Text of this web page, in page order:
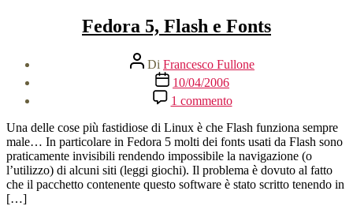
Fedora 5, Flash e Fonts
Autore
articolo
Di Francesco Fullone
Data
dell'articolo
10/04/2006
1 commentosu
Fedora
5,
Flash
e
Fonts
Una delle cose più fastidiose di Linux è che Flash funziona sempre
male… In particolare in Fedora 5 molti dei fonts usati da Flash sono
praticamente invisibili rendendo impossibile la navigazione (o
l’utilizzo) di alcuni siti (leggi giochi). Il problema è dovuto al fatto
che il pacchetto contenente questo software è stato scritto tenendo in
[…]